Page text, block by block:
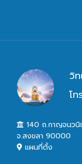
วิ
โ
140 ถ.กาญจนวนิ
จ.สงขลา 90000
แผนที่ตั้ง